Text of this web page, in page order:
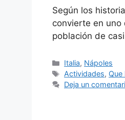
Según los
convierte en uno
población de
Categorías
Italia, Nápoles
Etiquetas
Actividades, Que
Deja un